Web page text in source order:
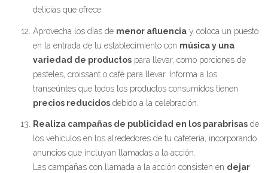
delicias que ofrece.
Aprovecha los días de menor afluencia y coloca un puesto
en la entrada de tu establecimiento con música y una
variedad de productos para llevar, como porciones de
pasteles, croissant o café para llevar. Informa a los
transeúntes que todos los productos consumidos tienen
precios reducidos debido a la celebración.
Realiza campañas de publicidad en los parabrisas de
los vehículos en los alrededores de tu cafetería, incorporando
anuncios que incluyan llamadas a la acción.
Las campañas con llamada a la acción consisten en dejar